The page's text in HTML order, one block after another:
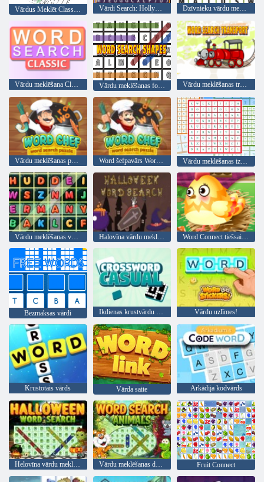
Vārdus Meklēt Classic Edition Vārdi Search: Hollywood Search Dzīvnieku vārdu meklēšana
Vārdu meklēšana Classic Vārdu meklēšanas formas Vārdu meklēšanas transports
Vārdu meklēšanas puzzle Word šefpavārs Word Search Puzzle Vārdu meklēšanas izaicinājums
Vārdu meklēšanas valstis Halovīna vārdu meklēšana Word Connect tiešsaistē
Bezmaksas vārdi Ikdienas krustvārdu mīkla Vārdu uzlīmes!
Krustotais vārds Vārda saite Arkādija kodvārds
Helovīna vārdu meklēšana Vārdu meklēšanas dzīvnieki Fruit Connect